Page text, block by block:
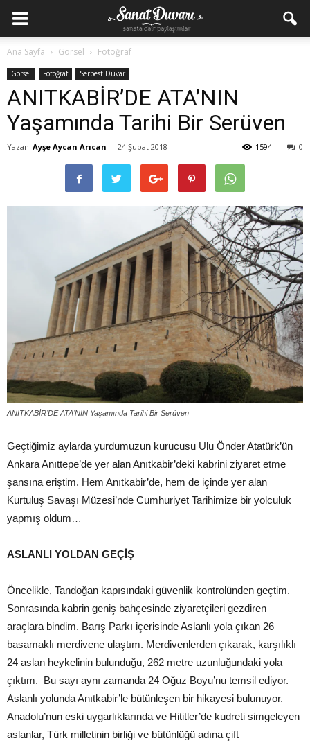
Ana Sayfa Görsel Fotoğraf
Görsel Fotoğraf Serbest Duvar
ANITKABİR’DE ATA’NIN
Yaşamında Tarihi Bir Serüven
Yazan Ayşe Aycan Arıcan - 24 Şubat 2018 0
1594
ANITKABİR’DE ATA’NIN Yaşamında Tarihi Bir Serüven
Geçtiğimiz aylarda yurdumuzun kurucusu Ulu Önder Atatürk’ün
Ankara Anıttepe’de yer alan Anıtkabir’deki kabrini ziyaret etme
şansına eriştim. Hem Anıtkabir’de, hem de içinde yer alan
Kurtuluş Savaşı Müzesi’nde Cumhuriyet Tarihimize bir yolculuk
yapmış oldum…
ASLANLI YOLDAN GEÇİŞ
Öncelikle, Tandoğan kapısındaki güvenlik kontrolünden geçtim.
Sonrasında kabrin geniş bahçesinde ziyaretçileri gezdiren
araçlara bindim. Barış Parkı içerisinde Aslanlı yola çıkan 26
basamaklı merdivene ulaştım. Merdivenlerden çıkarak, karşılıklı
24 aslan heykelinin bulunduğu, 262 metre uzunluğundaki yola
çıktım. Bu sayı aynı zamanda 24 Oğuz Boyu’nu temsil ediyor.
Aslanlı yolunda Anıtkabir’le bütünleşen bir hikayesi bulunuyor.
Anadolu’nun eski uygarlıklarında ve Hititler’de kudreti simgeleyen
aslanlar, Türk milletinin birliği ve bütünlüğü adına çift